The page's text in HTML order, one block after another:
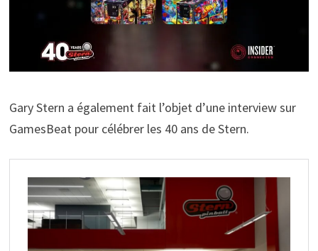
Gary Stern a également fait l’objet d’une interview sur
GamesBeat pour célébrer les 40 ans de Stern.